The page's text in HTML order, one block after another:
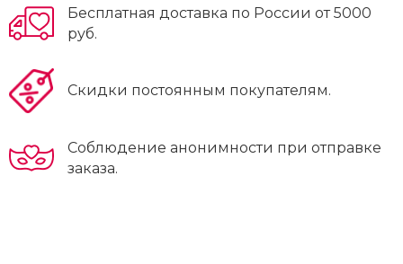
Бесплатная доставка по России от 5000
руб.
Скидки постоянным покупателям.
Соблюдение анонимности при отправке
заказа.